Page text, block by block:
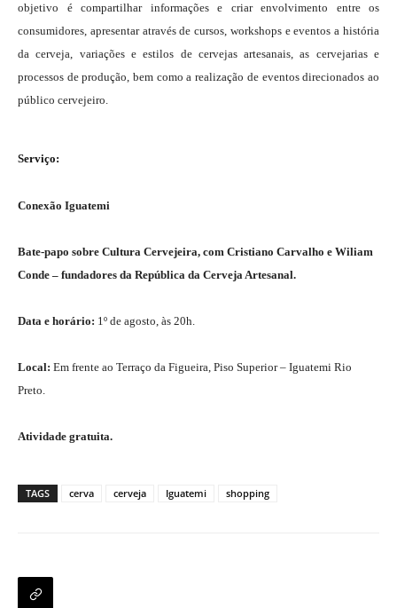
objetivo é compartilhar informações e criar envolvimento entre os
consumidores, apresentar através de cursos, workshops e eventos a história
da cerveja, variações e estilos de cervejas artesanais, as cervejarias e
processos de produção, bem como a realização de eventos direcionados ao
público cervejeiro.
Serviço:
Conexão Iguatemi
Bate-papo sobre Cultura Cervejeira, com Cristiano Carvalho e Wiliam
Conde – fundadores da República da Cerveja Artesanal.
Data e horário: 1º de agosto, às 20h.
Local: Em frente ao Terraço da Figueira, Piso Superior – Iguatemi Rio
Preto.
Atividade gratuita.
TAGS cerva cerveja Iguatemi shopping